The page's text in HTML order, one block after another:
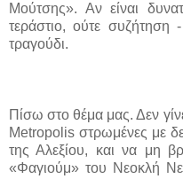
Μούτσης». Αν είναι
τεράστιο, ούτε
τραγούδι.
Πίσω στο θέμα μας. Δεν
Metropolis στρωμένες με
της Αλεξίου, και να μη
«Φαγιούμ» του Νεοκλή